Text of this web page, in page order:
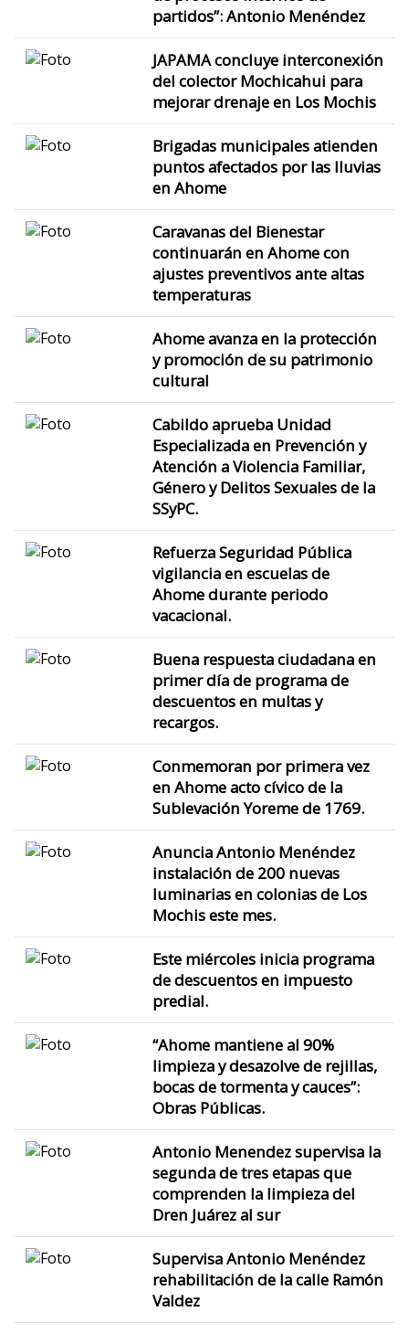
partidos”: Antonio Menéndez
JAPAMA concluye interconexión
del colector Mochicahui para
mejorar drenaje en Los Mochis
Brigadas municipales atienden
puntos afectados por las lluvias
en Ahome
Caravanas del Bienestar
continuarán en Ahome con
ajustes preventivos ante altas
temperaturas
Ahome avanza en la protección
y promoción de su patrimonio
cultural
Cabildo aprueba Unidad
Especializada en Prevención y
Atención a Violencia Familiar,
Género y Delitos Sexuales de la
SSyPC.
Refuerza Seguridad Pública
vigilancia en escuelas de
Ahome durante periodo
vacacional.
Buena respuesta ciudadana en
primer día de programa de
descuentos en multas y
recargos.
Conmemoran por primera vez
en Ahome acto cívico de la
Sublevación Yoreme de 1769.
Anuncia Antonio Menéndez
instalación de 200 nuevas
luminarias en colonias de Los
Mochis este mes.
Este miércoles inicia programa
de descuentos en impuesto
predial.
“Ahome mantiene al 90%
limpieza y desazolve de rejillas,
bocas de tormenta y cauces”:
Obras Públicas.
Antonio Menendez supervisa la
segunda de tres etapas que
comprenden la limpieza del
Dren Juárez al sur
Supervisa Antonio Menéndez
rehabilitación de la calle Ramón
Valdez